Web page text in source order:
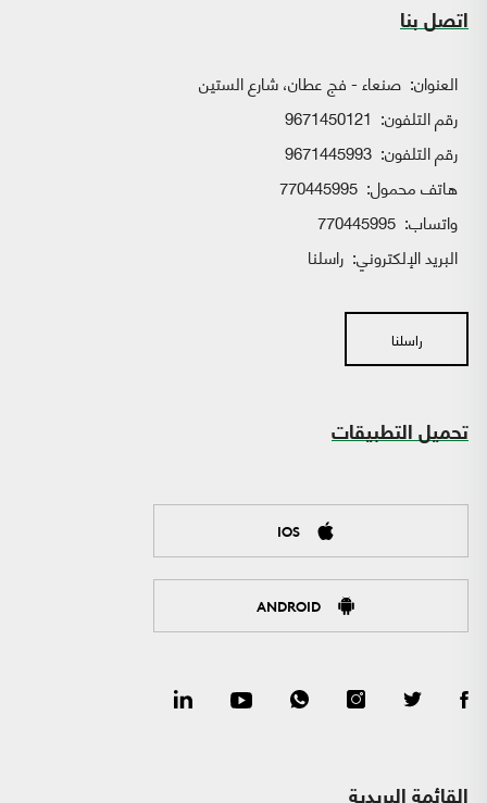
اتصل بنا
العنوان: صنعاء - فج عطان، شارع الستين
رقم التلفون: 9671450121
رقم التلفون: 9671445993
هاتف محمول: 770445995
واتساب:
البريد الإلكتروني: راسلنا
راسلنا
تحميل التطبيقات
IOS
ANDROID